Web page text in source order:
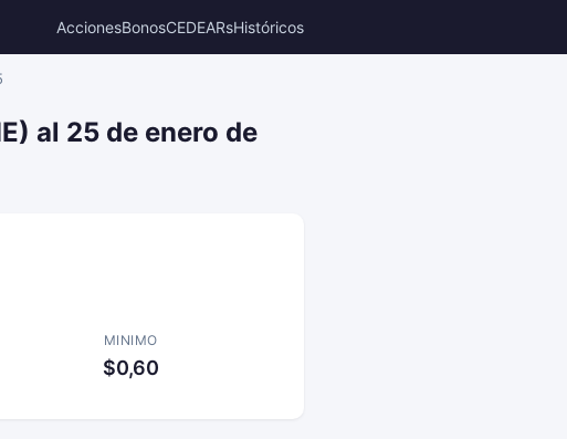
AccionesBonosCEDEARsHistóricos
al 25 de enero de
MINIMO
$0,60